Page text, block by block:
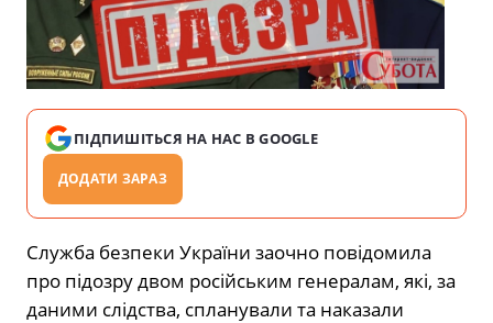
ПІДПИШІТЬСЯ НА НАС В GOOGLE
ДОДАТИ ЗАРАЗ
Служба безпеки України заочно повідомила
про підозру двом російським генералам, які, за
даними слідства, спланували та наказали